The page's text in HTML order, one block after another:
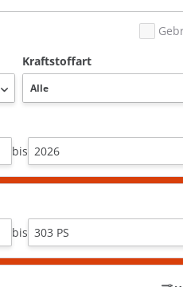
Kraftstoffart
bis
bis